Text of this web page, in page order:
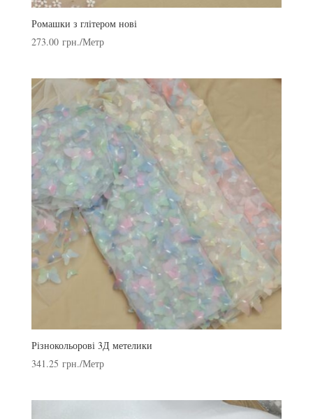
Ромашки з глітером нові
273.00 грн./Метр
Різнокольорові 3Д метелики
341.25 грн./Метр